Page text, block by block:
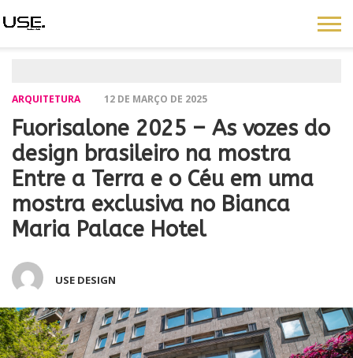
ARQUITETURA 12 DE MARÇO DE 2025
Fuorisalone 2025 – As vozes do
design brasileiro na mostra
Entre a Terra e o Céu em uma
mostra exclusiva no Bianca
Maria Palace Hotel
USE DESIGN